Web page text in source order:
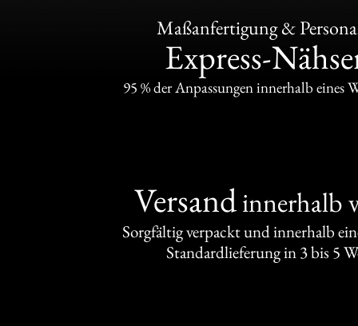
Maßanfertigung &
Express-
95 % der Anpassungen innerhalb eines
Versandinnerhalb
Sorgfältig verpackt und innerhalb
Standardlieferung in 3 bis 5